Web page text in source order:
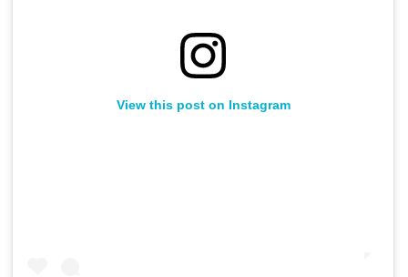
View this post on Instagram